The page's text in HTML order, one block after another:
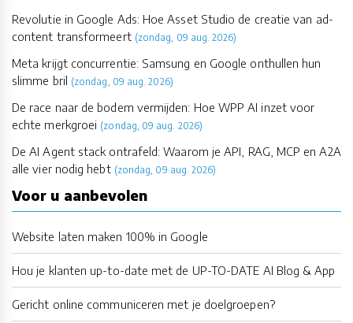
Revolutie in Google Ads: Hoe Asset Studio de creatie van ad-
content transformeert (zondag, 09 aug. 2026)
Meta krijgt concurrentie: Samsung en Google onthullen hun
slimme bril (zondag, 09 aug. 2026)
De race naar de bodem vermijden: Hoe WPP AI inzet voor
echte merkgroei (zondag, 09 aug. 2026)
De AI Agent stack ontrafeld: Waarom je API, RAG, MCP en A2A
alle vier nodig hebt (zondag, 09 aug. 2026)
Voor u aanbevolen
Website laten maken 100% in Google
Hou je klanten up-to-date met de UP-TO-DATE AI Blog & App
Gericht online communiceren met je doelgroepen?